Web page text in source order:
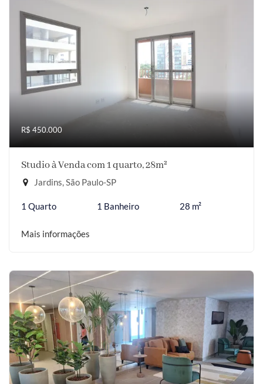
R$ 450.000
Studio à Venda com 1 quarto, 28m²
Jardins, São Paulo-SP
1 Quarto 1 Banheiro 28 m²
Mais informações